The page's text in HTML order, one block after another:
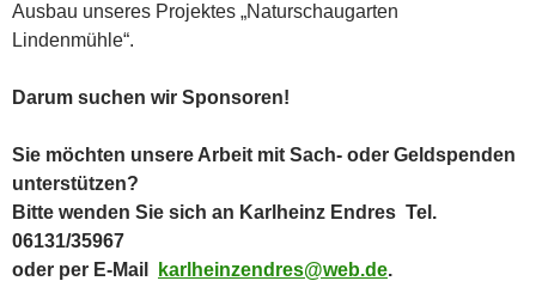
Ausbau unseres Projektes „Naturschaugarten
Lindenmühle“.
Darum suchen wir Sponsoren!
Sie möchten unsere Arbeit mit Sach- oder Geldspenden
unterstützen?
Bitte wenden Sie sich an Karlheinz Endres Tel.
06131/35967
oder per E-Mail
karlheinzendres@web.de.